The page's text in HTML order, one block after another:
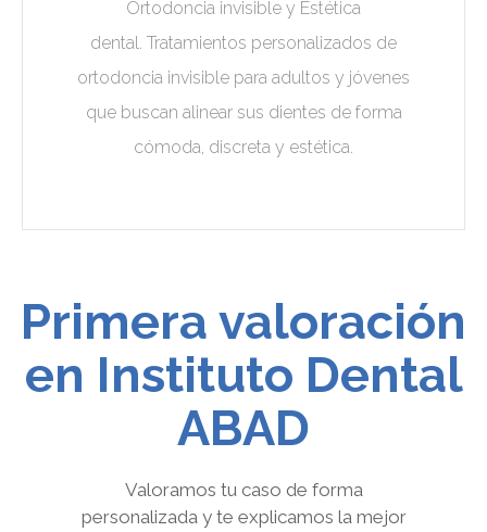
Ortodoncia invisible y Estética
dental. Tratamientos personalizados de
ortodoncia invisible para adultos y jóvenes
que buscan alinear sus dientes de forma
cómoda, discreta y estética.
Primera valoración
en Instituto Dental
ABAD
Valoramos tu caso de forma
personalizada y te explicamos la mejor